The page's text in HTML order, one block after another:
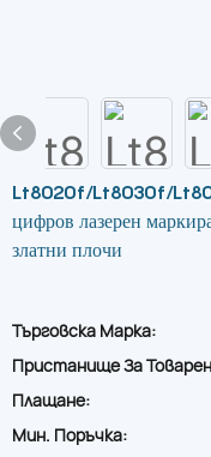
Lt8020f/Lt8030f/
цифров лазерен
златни плочи
Търговска Марка:
Пристанище За
Плащане:
Мин. Поръчка: